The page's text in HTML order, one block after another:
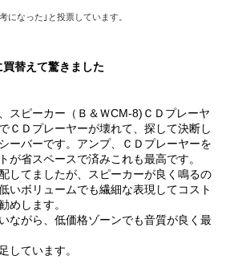
になった｣と投票しています。
買替えて驚きました
スピーカー（Ｂ＆ＷCM-8)ＣＤプレーヤ
ＣＤプレーヤーが壊れて、探して決断し
ーバーです。アンプ、ＣＤプレーヤーを
が省スペースで済みこれも最高です。
してましたが、スピーカーが良く鳴るの
いボリュームでも繊細な表現してコスト
めします。
ながら、低価格ゾーンでも音質が良く最
しています。